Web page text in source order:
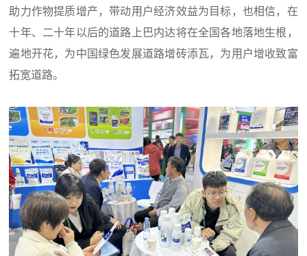
助力作物提质增产，带动用户经济效益为目标，也相信，在
十年、二十年以后的道路上巴内达将在全国各地落地生根，
遍地开花，为中国绿色发展道路增砖添瓦，为用户增收致富
拓宽道路。